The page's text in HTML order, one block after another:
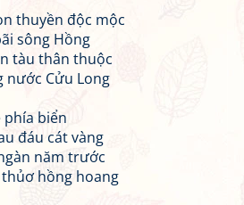
thuyền độc mộc
sông Hồng
tàu thân thuộc
nước Cửu Long
phía biển
đáu cát vàng
năm trước
hồng hoang